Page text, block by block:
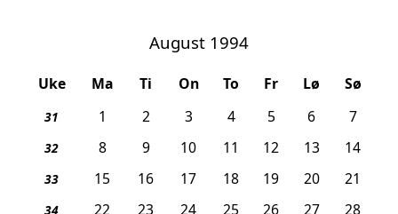
August 1994
Uke Ma Ti On To Fr Lø Sø
31 1 2 3 4 5 6 7
32 8 9 10 11 12 13 14
33 15 16 17 18 19 20 21
34 22 23 24 25 26 27 28